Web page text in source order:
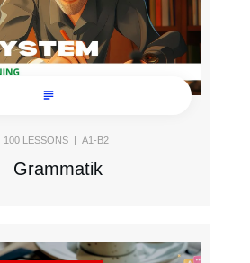
100LESSONS | A1-B2
Grammatik